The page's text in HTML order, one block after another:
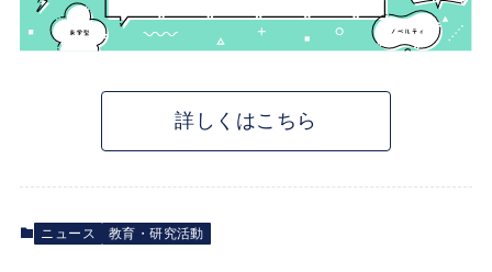
詳しくはこちら
ニュース 教育・研究活動